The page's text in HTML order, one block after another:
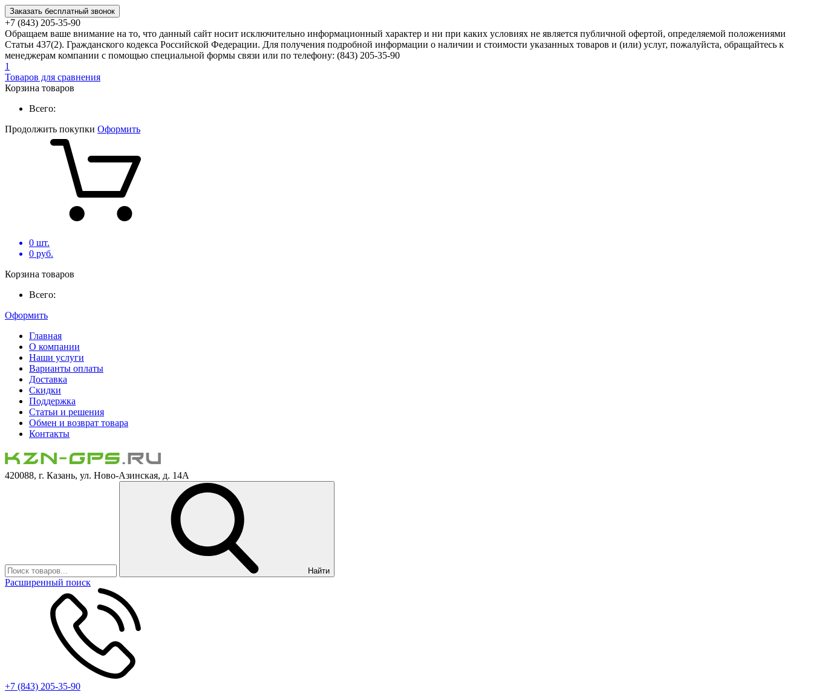
Заказать бесплатный звонок
+7 (843) 205-35-90
Обращаем ваше внимание на то, что данный сайт носит исключительно информационный характер и ни при каких условиях не является публичной офертой, определяемой положениями
Статьи 437(2). Гражданского кодекса Российской Федерации. Для получения подробной информации о наличии и стоимости указанных товаров и (или) услуг, пожалуйста, обращайтесь к
менеджерам компании с помощью специальной формы связи или по телефону: (843) 205-35-90
1
Товаров для сравнения
Корзина товаров
Всего:
Продолжить покупки Оформить
0 шт.
0 руб.
Корзина товаров
Всего:
Оформить
Главная
О компании
Наши услуги
Варианты оплаты
Доставка
Скидки
Поддержка
Статьи и решения
Обмен и возврат товара
Контакты
420088, г. Казань, ул. Ново-Азинская, д. 14А
Найти
Расширенный поиск
+7 (843) 205-35-90